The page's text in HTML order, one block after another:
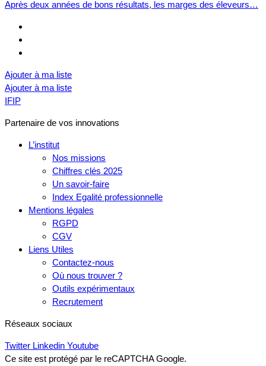
Après deux années de bons résultats, les marges des éleveurs…
Ajouter à ma liste
Ajouter à ma liste
IFIP
Partenaire de vos innovations
L’institut
Nos missions
Chiffres clés 2025
Un savoir-faire
Index Egalité professionnelle
Mentions légales
RGPD
CGV
Liens Utiles
Contactez-nous
Où nous trouver ?
Outils expérimentaux
Recrutement
Réseaux sociaux
Twitter Linkedin Youtube
Ce site est protégé par le reCAPTCHA Google.